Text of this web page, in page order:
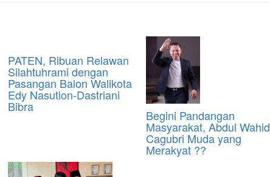
PATEN, Ribuan Relawan
Silahtuhrami dengan
Pasangan Balon Walikota
Edy Nasution-Dastriani
Bibra
Begini Pandangan
Masyarakat, Abdul Wahid
Cagubri Muda yang
Merakyat ??